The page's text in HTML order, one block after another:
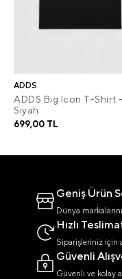
ADDS
ADDS Big Icon T-Shirt -
Siyah
699,00 TL
Geniş Ürün
Dünya
Hızlı
Siparişleriniz için
Güvenli
Güvenli ve kolay